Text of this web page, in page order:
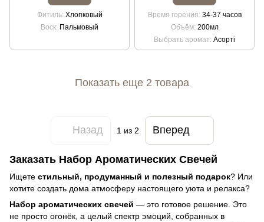
Фитиль Хлопковый
Воск Пальмовый
Время горения 34-37 часов
Объём 200мл
Выбрать аромат Асорті
Показать еще 2 товара
Назад 1 из 2 Вперед
Заказать Набор Ароматических Свечей
Ищете стильный, продуманный и полезный подарок? Или
хотите создать дома атмосферу настоящего уюта и релакса?
Набор ароматических свечей — это готовое решение. Это
не просто огонёк, а целый спектр эмоций, собранных в